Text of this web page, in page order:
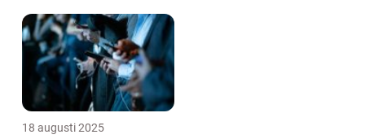
18 augusti 2025